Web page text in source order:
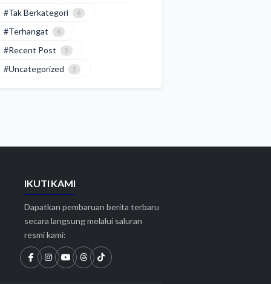
#Tak Berkategori 6
#Terhangat 6
#Recent Post 5
#Uncategorized 1
IKUTI KAMI
Dapatkan pembaruan berita terbaru
secara langsung melalui saluran
resmi kami: